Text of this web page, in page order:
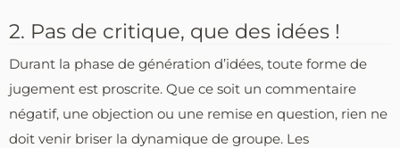
2. Pas de critique, que des idées !
Durant la phase de génération d’idées, toute forme de
jugement est proscrite. Que ce soit un commentaire
négatif, une objection ou une remise en question, rien ne
doit venir briser la dynamique de groupe. Les